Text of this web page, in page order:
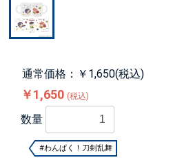
通常価格：￥1,650(税込)
￥1,650 (税込)
数量
#わんぱく！刀剣乱舞